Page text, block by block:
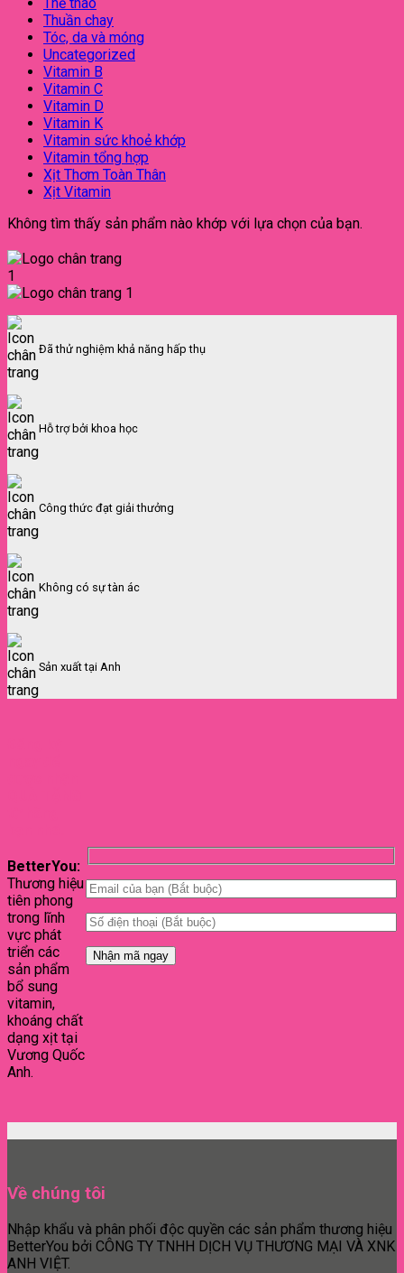
Thuần chay
Tóc, da và móng
Uncategorized
Vitamin B
Vitamin C
Vitamin D
Vitamin K
Vitamin sức khoẻ khớp
Vitamin tổng hợp
Xịt Thơm Toàn Thân
Xịt Vitamin
Không tìm thấy sản phẩm nào khớp với lựa chọn của bạn.
Đã thử nghiệm khả năng hấp thụ
Hỗ trợ bởi khoa học
Công thức đạt giải thưởng
Không có sự tàn ác
Sản xuất tại Anh
BetterYou:
Thương hiệu
tiên phong
trong lĩnh
vực phát
triển các
sản phẩm
bổ sung
vitamin,
khoáng chất
dạng xịt tại
Vương Quốc
Anh.
Về chúng tôi
Nhập khẩu và phân phối độc quyền các sản phẩm thương hiệu
BetterYou bởi CÔNG TY TNHH DỊCH VỤ THƯƠNG MẠI VÀ XNK
ANH VIỆT.